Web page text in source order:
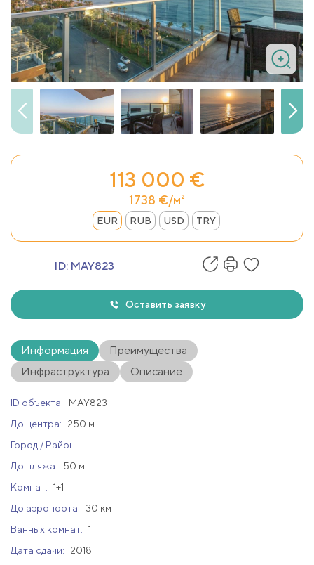
113 000 €
1738 €/м²
EUR RUB USD TRY
ID: MAY823
Оставить заявку
Информация
Преимущества
Инфраструктура
Описание
ID объекта:
MAY823
До центра:
250 м
Город / Район:
До пляжа:
50 м
Комнат: 1+1
До аэропорта:
30 км
Ванных комнат: 1
Дата сдачи:
2018